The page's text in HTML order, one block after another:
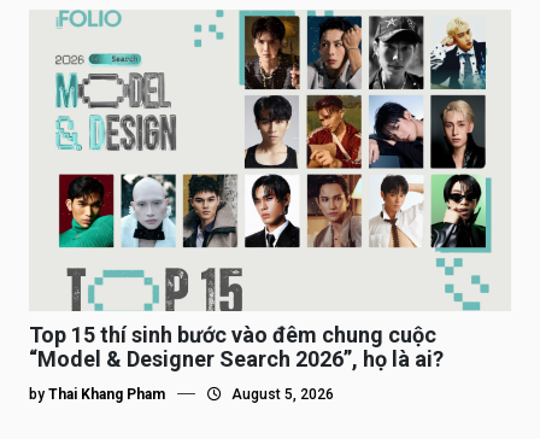
Top 15 thí sinh bước vào đêm chung cuộc
“Model & Designer Search 2026”, họ là ai?
by Thai Khang Pham August 5, 2026